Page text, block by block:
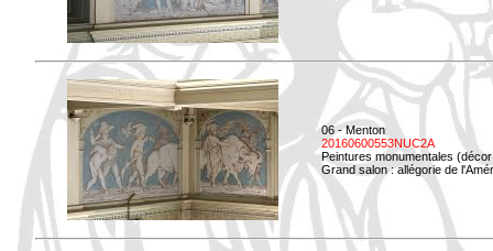
06 - Menton
20160600553NUC2A
Peintures monumentales
Grand salon : allégorie de